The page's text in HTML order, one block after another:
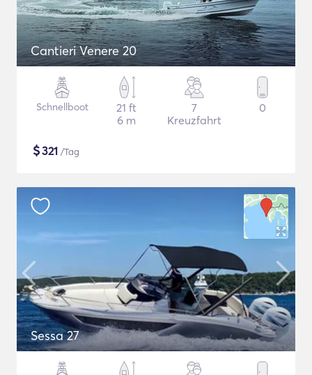
Cantieri Venere 20
Schnellboot
21 ft
6 m
7
Kreuzfahrt
0
$321 /Tag
Sessa 27